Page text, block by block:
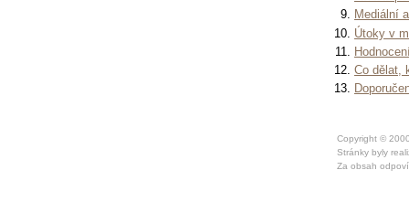
Mediální
Útoky v
Co dělat,
Copyright ©
Stránky byly
Za obsah